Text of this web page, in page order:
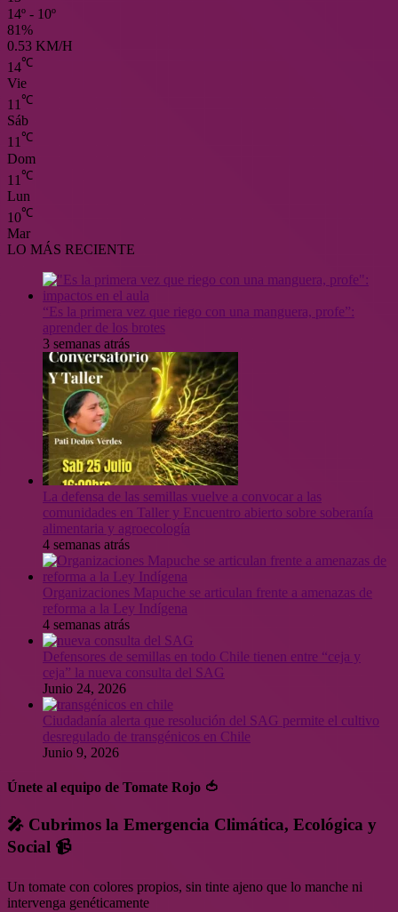
14º - 10º
81%
0.53 KM/H
14℃
Vie
11 ℃
Sáb
11℃
Dom
11 ℃
Lun
10℃
Mar
LO MÁS RECIENTE
“Es la primera vez que riego con una manguera, profe”:
aprender de los brotes
3 semanas atrás
La defensa de las semillas vuelve a convocar a las
comunidades en Taller y Encuentro abierto sobre soberanía
alimentaria y agroecología
4 semanas atrás
Organizaciones Mapuche se articulan frente a amenazas de
reforma a la Ley Indígena
4 semanas atrás
Defensores de semillas en todo Chile tienen entre “ceja y
ceja” la nueva consulta del SAG
Junio 24, 2026
Ciudadanía alerta que resolución del SAG permite el cultivo
desregulado de transgénicos en Chile
Junio 9, 2026
Únete al equipo de Tomate Rojo 🍅
🎤 Cubrimos la Emergencia Climática, Ecológica y
Social 📹
Un tomate con colores propios, sin tinte ajeno que lo manche ni
intervenga genéticamente